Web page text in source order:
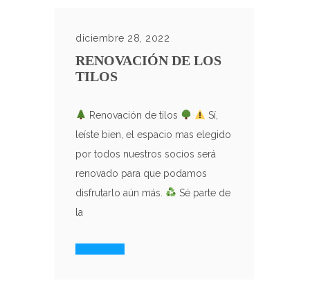
diciembre 28, 2022
RENOVACIÓN DE LOS
TILOS
Renovación de tilos
Sí,
leíste bien, el espacio mas elegido
por todos nuestros socios será
renovado para que podamos
disfrutarlo aún más.
Sé parte de
la